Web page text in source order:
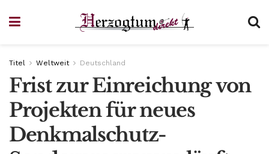
Titel Weltweit Deutschland
Frist zur Einreichung von
Projekten für neues
Denkmalschutz-